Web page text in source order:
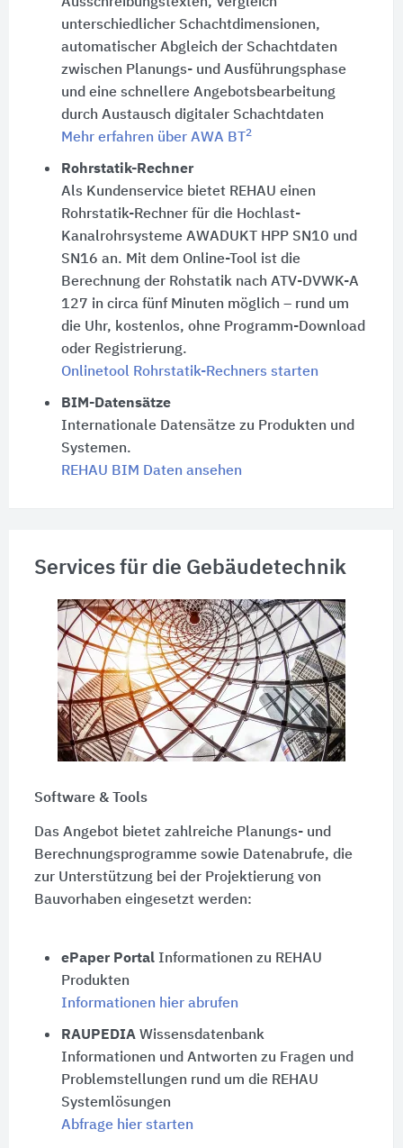
Ausschreibungstexten, Vergleich
unterschiedlicher Schachtdimensionen,
automatischer Abgleich der Schachtdaten
zwischen Planungs- und Ausführungsphase
und eine schnellere Angebotsbearbeitung
durch Austausch digitaler Schachtdaten
Mehr erfahren über AWA BT 2
Rohrstatik-Rechner
Als Kundenservice bietet REHAU einen
Rohrstatik-Rechner für die Hochlast-
Kanalrohrsysteme AWADUKT HPP SN10 und
SN16 an. Mit dem Online-Tool ist die
Berechnung der Rohstatik nach ATV-DVWK-A
127 in circa fünf Minuten möglich – rund um
die Uhr, kostenlos, ohne Programm-Download
oder Registrierung.
Onlinetool Rohrstatik-Rechners starten
BIM-Datensätze
Internationale Datensätze zu Produkten und
Systemen.
REHAU BIM Daten ansehen
Services für die Gebäudetechnik
Software & Tools
Das Angebot bietet zahlreiche Planungs- und
Berechnungsprogramme sowie Datenabrufe, die
zur Unterstützung bei der Projektierung von
Bauvorhaben eingesetzt werden:
ePaper Portal Informationen zu REHAU
Produkten
Informationen hier abrufen
RAUPEDIAWissensdatenbank
Informationen und Antworten zu Fragen und
Problemstellungen rund um die REHAU
Systemlösungen
Abfrage hier starten